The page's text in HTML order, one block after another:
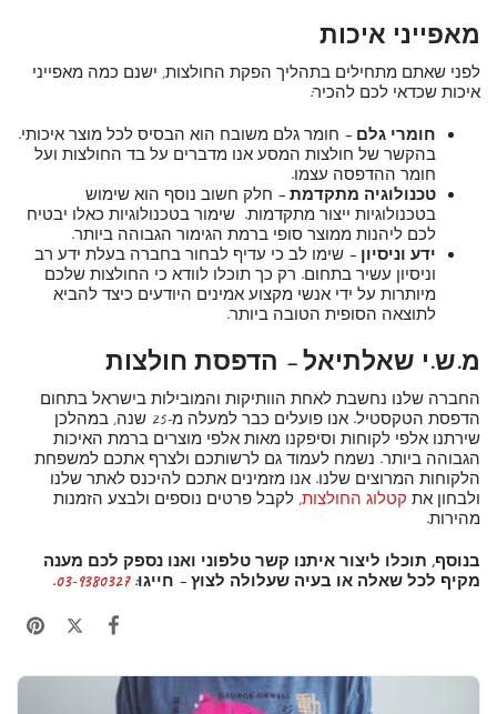
מאפייני איכות
לפני שאתם מתחילים בתהליך הפקת החולצות, ישנם כמה מאפייני
איכות שכדאי לכם להכיר:
חומרי גלם – חומר גלם משובח הוא הבסיס לכל מוצר איכותי.
בהקשר של חולצות המסע אנו מדברים על בד החולצות ועל
חומר ההדפסה עצמו.
טכנולוגיה מתקדמת – חלק חשוב נוסף הוא שימוש
בטכנולוגיות ייצור מתקדמות. שימור בטכנולוגיות כאלו יבטיח
לכם ליהנות ממוצר סופי ברמת הגימור הגבוהה ביותר.
ידע וניסיון – שימו לב כי עדיף לבחור בחברה בעלת ידע רב
וניסיון עשיר בתחום. רק כך תוכלו לוודא כי החולצות שלכם
מיותרות על ידי אנשי מקצוע אמינים היודעים כיצד להביא
לתוצאה הסופית הטובה ביותר.
מ.ש.י שאלתיאל – הדפסת חולצות
החברה שלנו נחשבת לאחת הוותיקות והמובילות בישראל בתחום
הדפסת הטקסטיל. אנו פועלים כבר למעלה מ-25 שנה, במהלכן
שירתנו אלפי לקוחות וסיפקנו מאות אלפי מוצרים ברמת האיכות
הגבוהה ביותר. נשמח לעמוד גם לרשותכם ולצרף אתכם למשפחת
הלקוחות המרוצים שלנו. אנו מזמינים אתכם להיכנס לאתר שלנו
ולבחון את קטלוג החולצות, לקבל פרטים נוספים ולבצע הזמנות
מהירות.
בנוסף, תוכלו ליצור איתנו קשר טלפוני ואנו נספק לכם מענה
מקיף לכל שאלה או בעיה שעלולה לצוץ – חייגו:03-9380327
.